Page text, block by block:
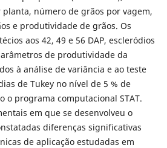
número de grãos por vagem,
e produtividade de grãos. Os
aos 42, 49 e 56 DAP, escleródios
de produtividade da
à análise de variância e ao teste
de Tukey no nível de 5 % de
o programa computacional STAT.
em que se desenvolveu o
diferenças significativas
de aplicação estudadas em